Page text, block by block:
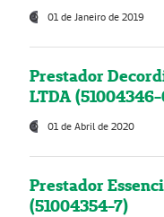
01 de Janeiro de 2019
Prestador
LTDA
01 de Abril de 2020
Prestador
(51004354-7)